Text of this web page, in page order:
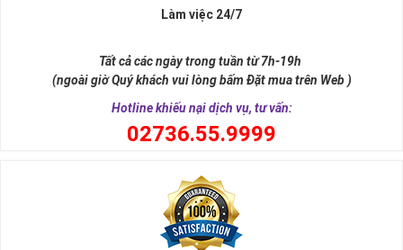
từ "Phát". Chữ Phát trong phát tài, phát lộc, phát công danh. Hay
nói cách khác thì số 8 cũng là con số biểu tượng cho thần tài ban
Làm việc 24/7
Tất cả các ngày trong tuần từ 7h-19h
(ngoài giờ Quý khách vui lòng bấm Đặt mua trên Web )
Hotline khiếu nại dịch vụ, tư vấn:
02736.55.9999